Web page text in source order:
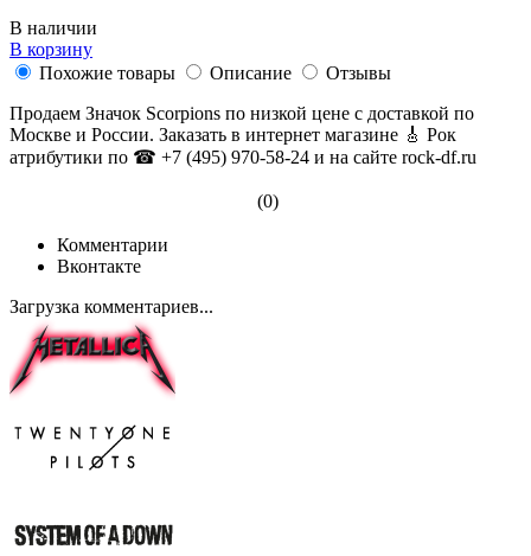
В наличии
В корзину
Похожие товары
Описание
Отзывы
Продаем Значок Scorpions по низкой цене с доставкой по
Москве и России. Заказать в интернет магазине 🎸 Рок
атрибутики по ☎ +7 (495) 970-58-24 и на сайте rock-df.ru
(0)
Комментарии
Вконтакте
Загрузка комментариев...